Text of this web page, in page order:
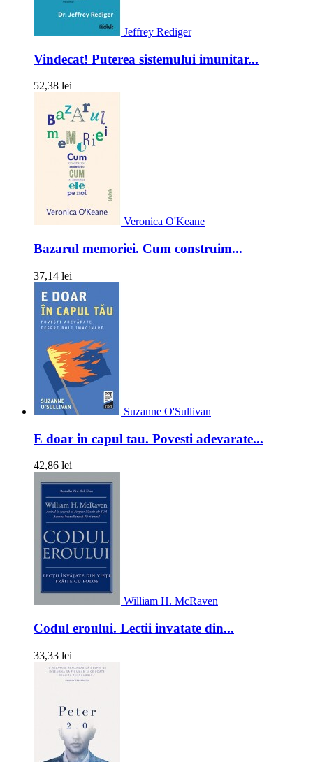
Jeffrey Rediger
Vindecat! Puterea sistemului imunitar...
52,38 lei
Veronica O'Keane
Bazarul memoriei. Cum construim...
37,14 lei
Suzanne O'Sullivan
E doar in capul tau. Povesti adevarate...
42,86 lei
William H. McRaven
Codul eroului. Lectii invatate din...
33,33 lei